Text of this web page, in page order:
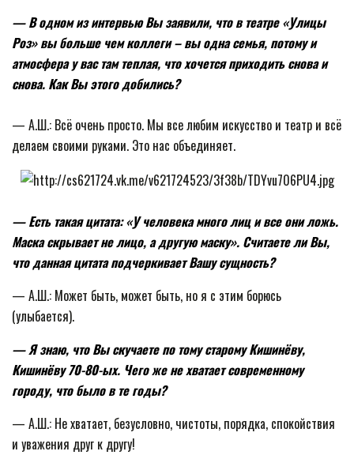
— В одном из интервью Вы заявили, что в театре «Улицы
Роз» вы больше чем коллеги – вы одна семья, потому и
атмосфера у вас там теплая, что хочется приходить снова и
снова. Как Вы этого добились?
— А.Ш.: Всё очень просто. Мы все любим искусство и театр и всё
делаем своими руками. Это нас объединяет.
— Есть такая цитата: «У человека много лиц и все они ложь.
Маска скрывает не лицо, а другую маску». Считаете ли Вы,
что данная цитата подчеркивает Вашу сущность?
— А.Ш.: Может быть, может быть, но я с этим борюсь
(улыбается).
— Я знаю, что Вы скучаете по тому старому Кишинёву,
Кишинёву 70-80-ых. Чего же не хватает современному
городу, что было в те годы?
— А.Ш.: Не хватает, безусловно, чистоты, порядка, спокойствия
и уважения друг к другу!